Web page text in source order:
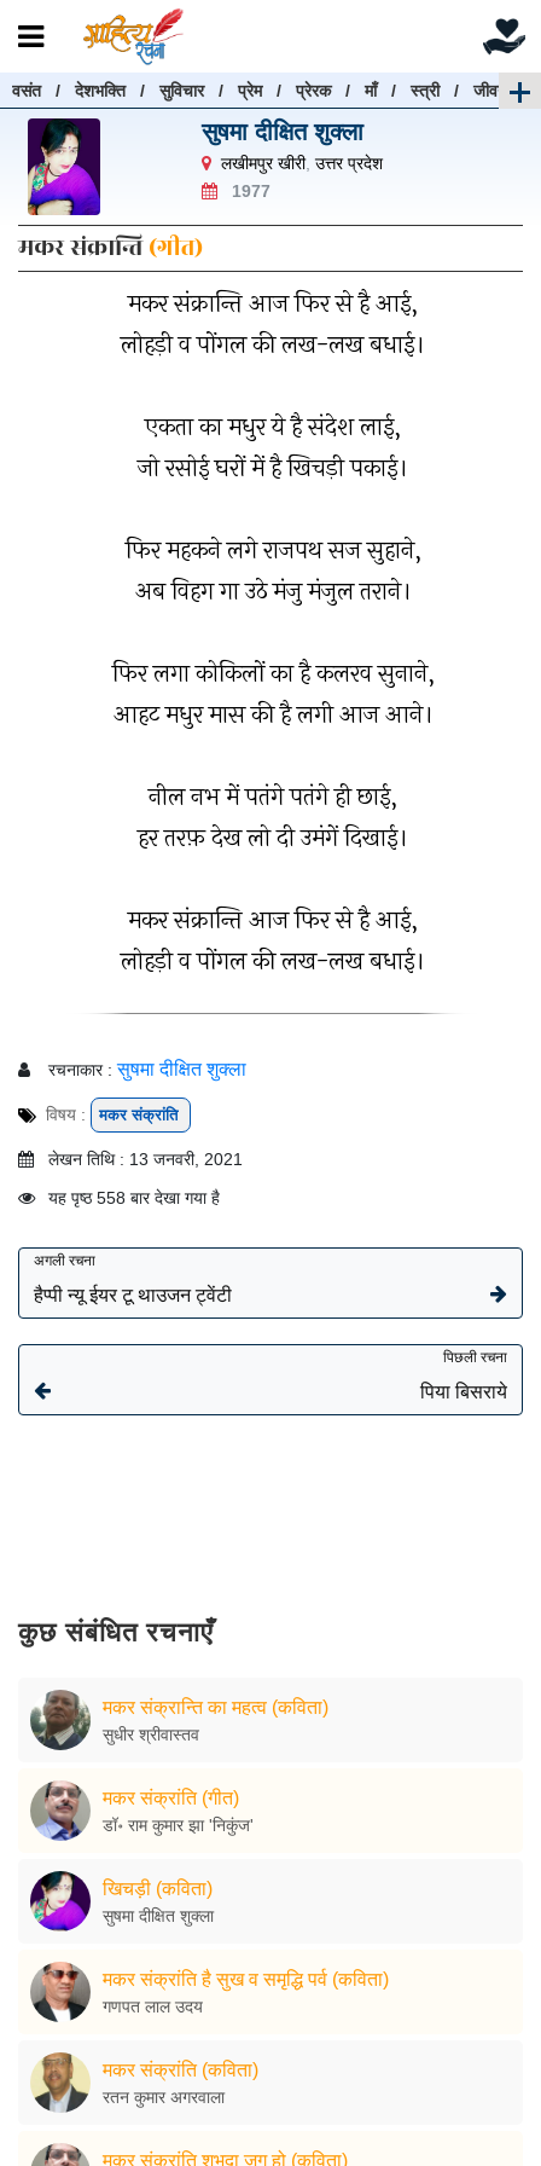
वसंत/देशभक्ति/सुविचार/प्रेम/प्रेरक/माँ/स्त्री/जीवन
सुषमा दीक्षित शुक्ला
लखीमपुर खीरी, उत्तर प्रदेश
1977
मकर संक्रान्ति(गीत)
मकर संक्रान्ति आज फिर से है आई,
लोहड़ी व पोंगल की लख-लख बधाई।
एकता का मधुर ये है संदेश लाई,
जो रसोई घरों में है खिचड़ी पकाई।
फिर महकने लगे राजपथ सज सुहाने,
अब विहग गा उठे मंजु मंजुल तराने।
फिर लगा कोकिलों का है कलरव सुनाने,
आहट मधुर मास की है लगी आज आने।
नील नभ में पतंगे पतंगे ही छाई,
हर तरफ़ देख लो दी उमंगें दिखाई।
मकर संक्रान्ति आज फिर से है आई,
लोहड़ी व पोंगल की लख-लख बधाई।
रचनाकार : सुषमा दीक्षित शुक्ला
विषय : मकर संक्रांति
लेखन तिथि : 13 जनवरी, 2021
यह पृष्ठ 558 बार देखा गया है
अगली रचना
हैप्पी न्यू ईयर टू थाउजन ट्वेंटी
पिछली रचना
पिया बिसराये
कुछ संबंधित रचनाएँ
मकर संक्रान्ति का महत्व (कविता)
सुधीर श्रीवास्तव
मकर संक्रांति (गीत)
डॉ॰ राम कुमार झा 'निकुंज'
खिचड़ी (कविता)
सुषमा दीक्षित शुक्ला
मकर संक्रांति है सुख व समृद्धि पर्व (कविता)
गणपत लाल उदय
मकर संक्रांति (कविता)
रतन कुमार अगरवाला
मकर संक्रांति शुभदा जग हो (कविता)
रचनाएँ खोजें
रचनाएँ खोजने के लिए नीचे दी गई बॉक्स में हिन्दी में लिखें और
"खोजें" बटन पर क्लिक करें
खोजें